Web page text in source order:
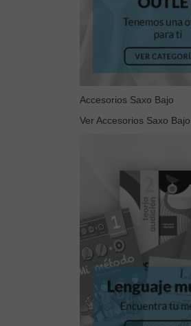
Accesorios Saxo Bajo
Ver Accesorios Saxo Bajo